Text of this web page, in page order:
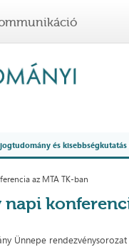
és kisebbségkutatás
az MTA TK-ban
Ünnepe